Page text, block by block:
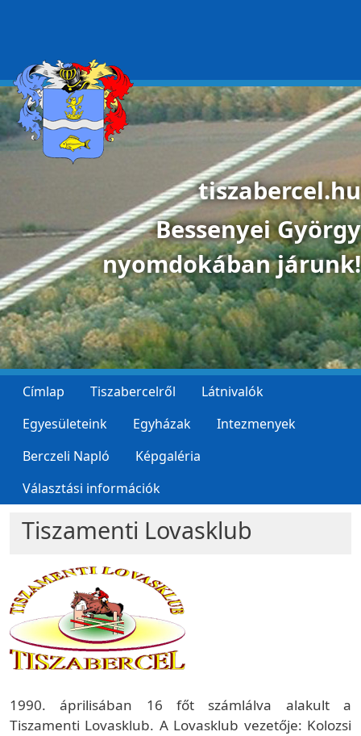
tiszabercel.hu
Bessenyei György
nyomdokában járunk!
Címlap Tiszabercelről
Látnivalók
Egyesületeink
Egyházak
Intezmenyek
Berczeli Napló
Képgaléria
Választási információk
Tiszamenti Lovasklub
1990. áprilisában 16 főt számlálva alakult a
Tiszamenti Lovasklub. A Lovasklub vezetője: Kolozsi